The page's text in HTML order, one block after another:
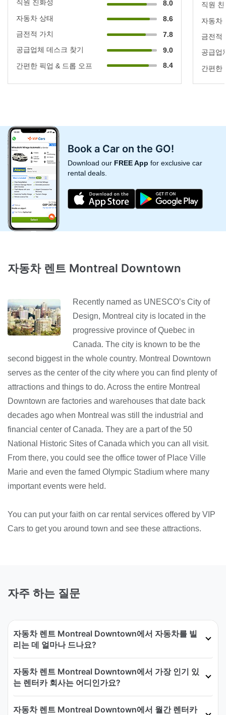
직원 친화성
8.0
자동차 상태
8.6
금전적 가치
7.8
공급업체 데스크 찾기
9.0
간편한 픽업 & 드롭 오프
8.4
직원
자동차
금전적
공급업
간편한
Book a Car on the GO!
Download our FREE App for exclusive car
rental deals.
자동차 렌트 Montreal Downtown
Recently named as UNESCO’s City of
Design, Montreal city is located in the
progressive province of Quebec in
Canada. The city is known to be the
second biggest in the whole country. Montreal Downtown
serves as the center of the city where you can find plenty of
attractions and things to do. Across the entire Montreal
Downtown are factories and warehouses that date back
decades ago when Montreal was still the industrial and
financial center of Canada. They are a part of the 50
National Historic Sites of Canada which you can all visit.
From there, you could see the office tower of Place Ville
Marie and even the famed Olympic Stadium where many
important events were held.
You can put your faith on car rental services offered by VIP
Cars to get you around town and see these attractions.
자주 하는 질문
자동차 렌트 Montreal Downtown에서 자동차를 빌
리는 데 얼마나 드나요?
자동차 렌트 Montreal Downtown에서 가장 인기 있
는 렌터카 회사는 어디인가요?
자동차 렌트 Montreal Downtown에서 월간 렌터카